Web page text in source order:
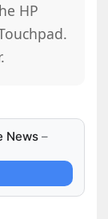
HP
News –